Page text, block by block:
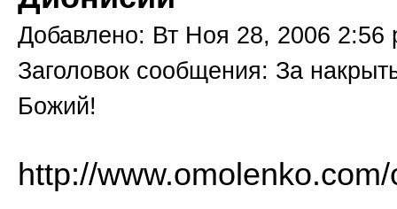
Добавлено: Вт Ноя 28, 2006 2:56
Заголовок сообщения: За
Божий!
http://